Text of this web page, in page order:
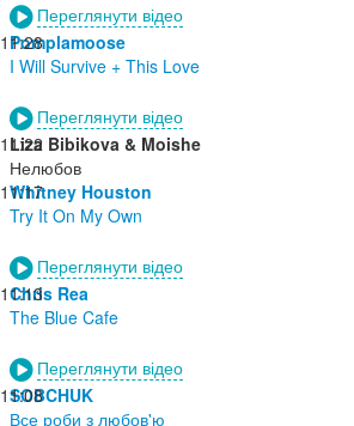
Переглянути відео
11:28
Pomplamoose
I Will Survive + This Love
Переглянути відео
11:22
Liza Bibikova & Moishe
Нелюбов
11:17
Whitney Houston
Try It On My Own
Переглянути відео
11:13
Chris Rea
The Blue Cafe
Переглянути відео
11:08
SOBCHUK
Все роби з любов'ю